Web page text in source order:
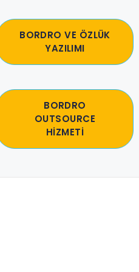
BORDRO VE ÖZLÜK
YAZILIMI
BORDRO
OUTSOURCE
HİZMETİ